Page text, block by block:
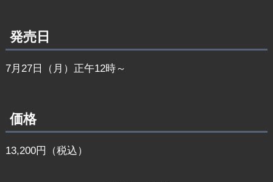
発売日
7月27日（月）正午12時～
価格
13,200円（税込）